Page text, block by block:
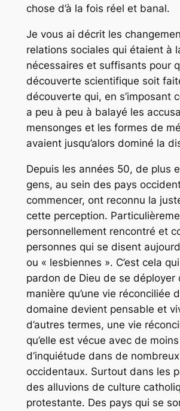
chose d’à la fois réel et banal.
Je vous ai décrit les
relations sociales qui étaient à
nécessaires et suffisants pour
découverte scientifique soit
découverte qui, en s’imposant
a peu à peu à balayé les
mensonges et les formes de
avaient jusqu’alors dominé la
Depuis les années 50, de plus
gens, au sein des pays
commencer, ont reconnu la
cette perception.
personnellement rencontré et
personnes qui se disent
ou « lesbiennes ». C’est cela
pardon de Dieu de se déployer
manière qu’une vie réconciliée
domaine devient pensable et
d’autres termes, une vie
qu’elle est vécue avec de
d’inquiétude dans de
occidentaux. Surtout dans les
des alluvions de culture
protestante. Des pays qui se